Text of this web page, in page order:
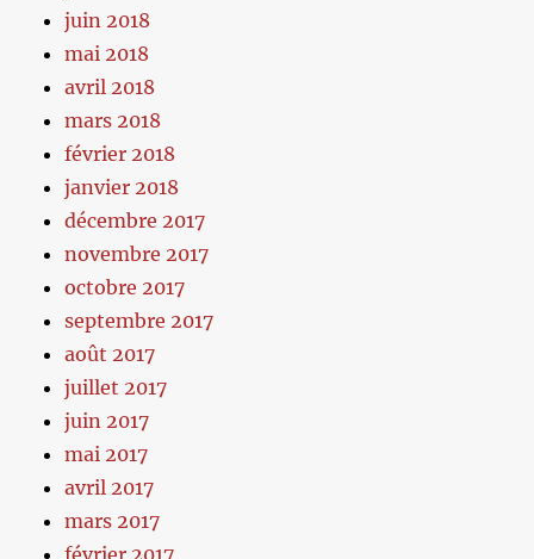
juin 2018
mai 2018
avril 2018
mars 2018
février 2018
janvier 2018
décembre 2017
novembre 2017
octobre 2017
septembre 2017
août 2017
juillet 2017
juin 2017
mai 2017
avril 2017
mars 2017
février 2017